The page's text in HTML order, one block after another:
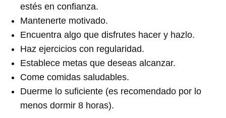
estés en confianza.
Mantenerte motivado.
Encuentra algo que disfrutes hacer y hazlo.
Haz ejercicios con regularidad.
Establece metas que deseas alcanzar.
Come comidas saludables.
Duerme lo suficiente (es recomendado por lo
menos dormir 8 horas).